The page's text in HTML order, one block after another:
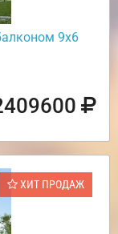
9х6
ХИТ ПРОДАЖ